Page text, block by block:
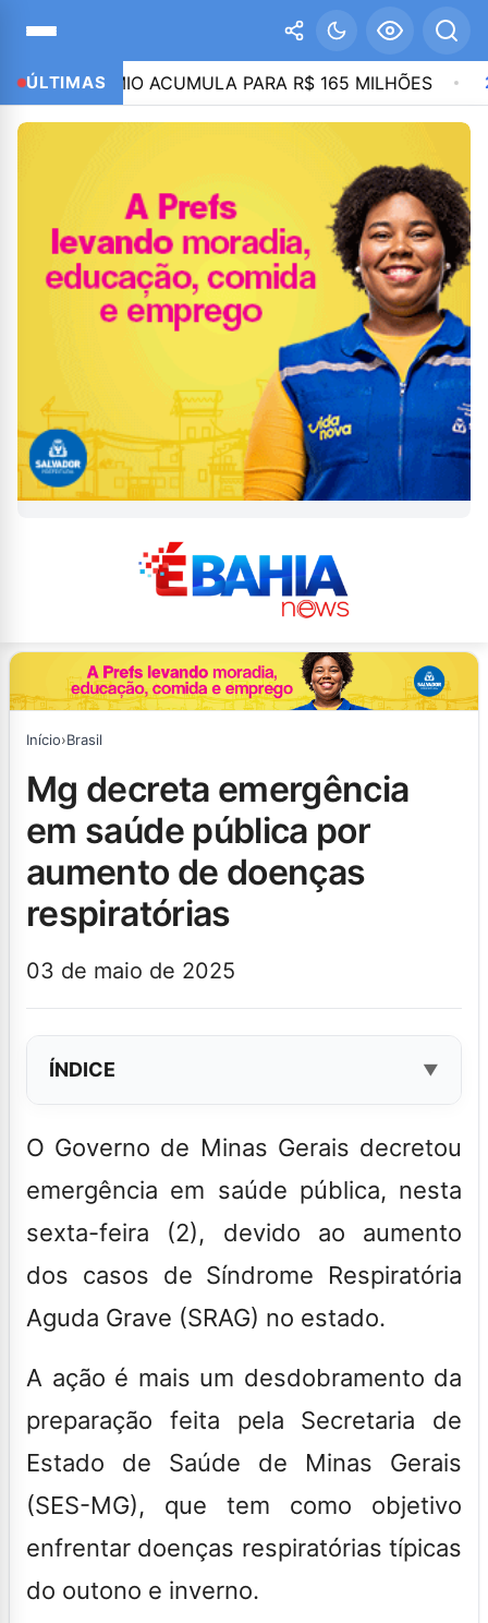
ÚLTIMAS
PRÊMIO ACUMULA PARA R$ 165 MILHÕES 21:35
Início›Brasil
mg decreta emergência
em saúde pública por
aumento de doenças
respiratórias
03 de maio de 2025
ÍNDICE
O Governo de Minas Gerais decretou
emergência em saúde pública, nesta
sexta-feira (2), devido ao aumento
dos casos de Síndrome Respiratória
Aguda Grave (SRAG) no estado.
A ação é mais um desdobramento da
preparação feita pela Secretaria de
Estado de Saúde de Minas Gerais
(SES-MG), que tem como objetivo
enfrentar doenças respiratórias típicas
do outono e inverno.